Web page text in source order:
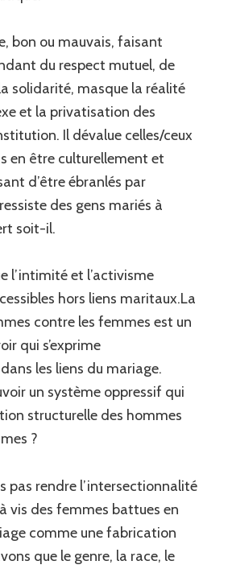
bon ou mauvais, faisant
du respect mutuel, de
solidarité, masque la réalité
et la privatisation des
Il dévalue celles/ceux
en être culturellement et
d’être ébranlés par
des gens mariés à
soit-il.
l’intimité et l’activisme
hors liens maritaux.La
contre les femmes est un
qui s’exprime
les liens du mariage.
un système oppressif qui
structurelle des hommes
?
pas rendre l’intersectionnalité
vis des femmes battues en
comme une fabrication
que le genre, la race, le